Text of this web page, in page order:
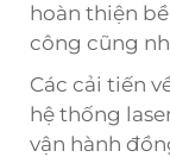
hoàn thiện
công cũng
Các cải tiến
hệ thống
vận hành